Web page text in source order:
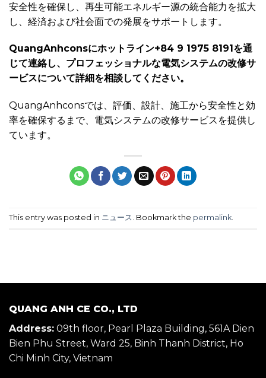
安全性を確保し、再生可能エネルギー源の統合能力を拡大
し、経済および社会面での発展をサポートします。
QuangAnhconsにホットライン+84 9 1975 8191を通
じて連絡し、プロフェッショナルな電気システムの改修サ
ービスについて詳細を相談してください。
QuangAnhconsでは、評価、設計、施工から安全性と効
率を確保するまで、電気システムの改修サービスを提供し
ています。
This entry was posted in ニュース. Bookmark the permalink.
QUANG ANH CE CO., LTD
Address: 09th floor, Pearl Plaza Building, 561A Dien
Bien Phu Street, Ward 25, Binh Thanh District, Ho
Chi Minh City, Vietnam